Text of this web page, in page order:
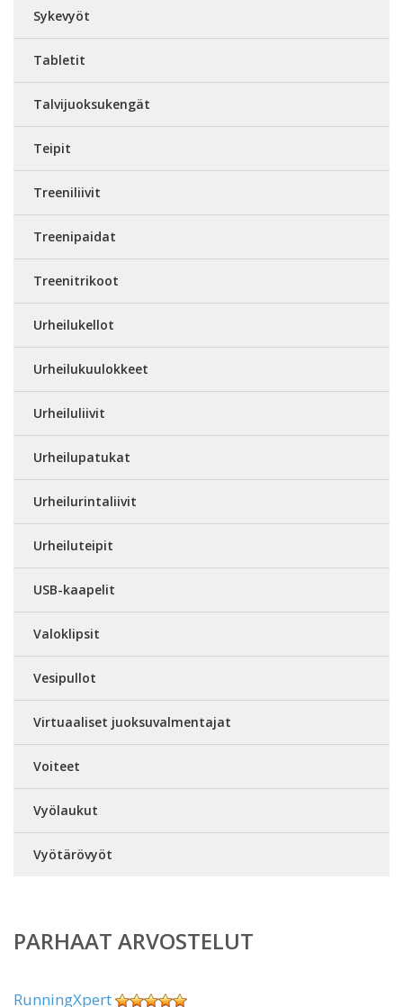
Sykevyöt
Tabletit
Talvijuoksukengät
Teipit
Treeniliivit
Treenipaidat
Treenitrikoot
Urheilukellot
Urheilukuulokkeet
Urheiluliivit
Urheilupatukat
Urheilurintaliivit
Urheiluteipit
USB-kaapelit
Valoklipsit
Vesipullot
Virtuaaliset juoksuvalmentajat
Voiteet
Vyölaukut
Vyötärövyöt
PARHAAT ARVOSTELUT
RunningXpert